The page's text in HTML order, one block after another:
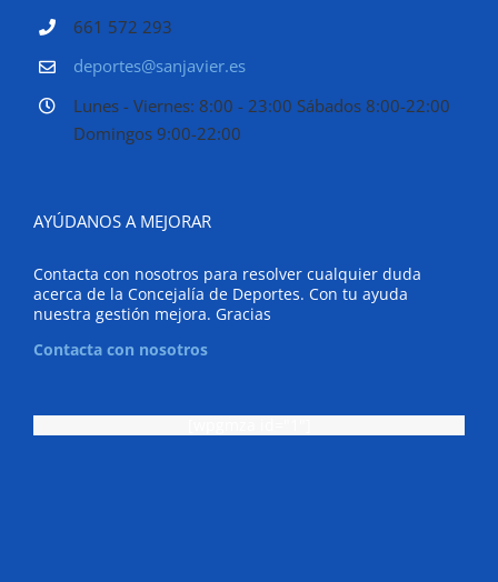
661 572 293
deportes@sanjavier.es
Lunes - Viernes: 8:00 - 23:00 Sábados 8:00-22:00
Domingos 9:00-22:00
AYÚDANOS A MEJORAR
Contacta con nosotros para resolver cualquier duda
acerca de la Concejalía de Deportes. Con tu ayuda
nuestra gestión mejora. Gracias
Contacta con nosotros